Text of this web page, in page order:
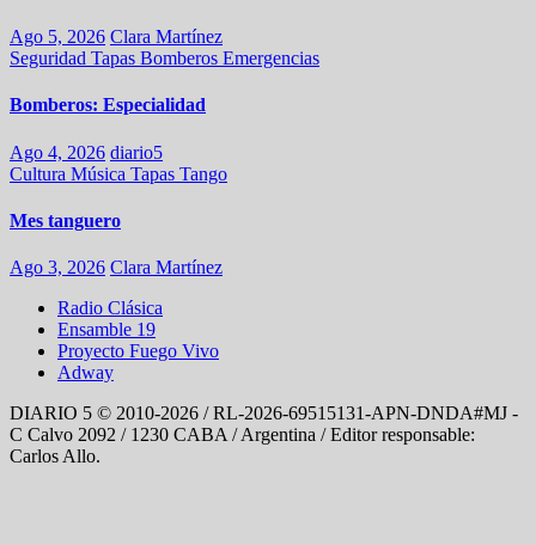
Ago 5, 2026 Clara Martínez
Seguridad Tapas Bomberos Emergencias
Bomberos: Especialidad
Ago 4, 2026 diario5
Cultura Música Tapas Tango
Mes tanguero
Ago 3, 2026 Clara Martínez
Radio Clásica
Ensamble 19
Proyecto Fuego Vivo
Adway
DIARIO 5 © 2010-2026 / RL-2026-69515131-APN-DNDA#MJ -
C Calvo 2092 / 1230 CABA / Argentina / Editor responsable:
Carlos Allo.